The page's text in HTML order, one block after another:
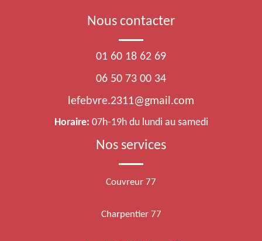
Nous contacter
01 60 18 62 69
06 50 73 00 34
lefebvre.2311@gmail.com
Horaire: 07h-19h du lundi au samedi
Nos services
Couvreur 77
Charpentier 77